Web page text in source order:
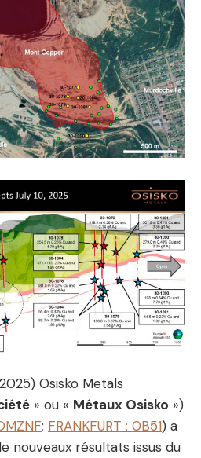
Osisko Metals
» ou « Métaux Osisko »)
; FRANKFURT : 0B51) a
nouveaux résultats issus du